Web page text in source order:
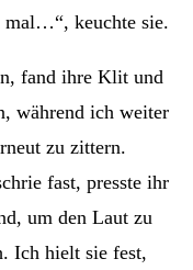
keuchte sie.
fand ihre Klit und
während ich weiter
zu zittern.
fast, presste ihr
um den Laut zu
Ich hielt sie fest,